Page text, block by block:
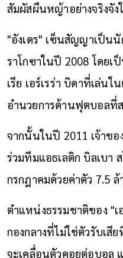
สัมผัสผืนหญ้าอย่างจริงจั
"อังเดร" เซ็นสัญญาเป็นนั
ราโกซาในปี 2008 โดยเ
เรีย เอร์เรร่า บิดาที่เล่น
อำนวยการด้านฟุตบอลที่
จากนั้นในปี 2011 เจ้าขอ
ร่วมทีมแอธเลติก บิลเบา
กรกฎาคมด้วยค่าตัว 7.5 ล้
ตำแหน่งธรรมชาติของ "
กองกลางที่ไม่ใช่ตัวรับเสี
จะเคลื่อนตัวคอยต่อบอล